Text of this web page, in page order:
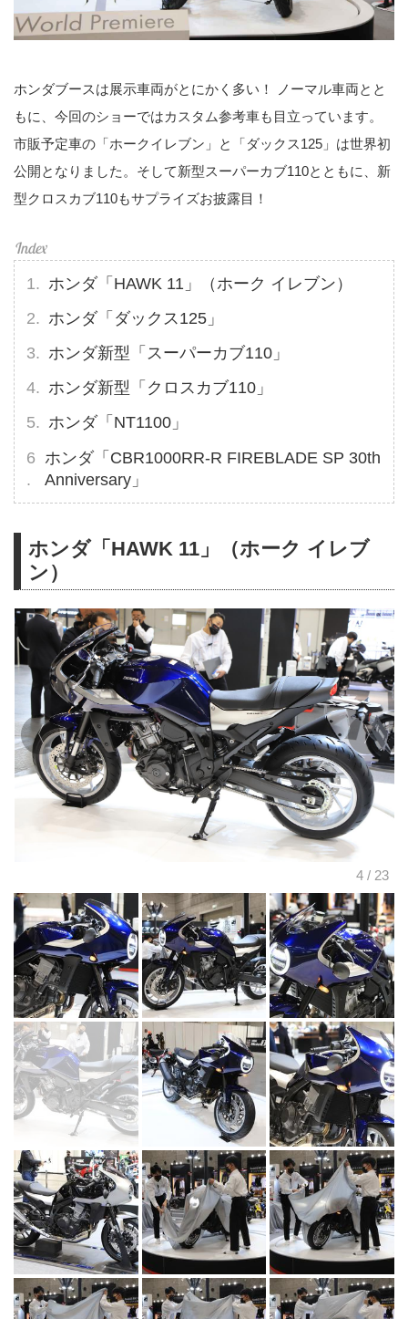
ホンダブースは展示車両がとにかく多い！ ノーマル車両とと
もに、今回のショーではカスタム参考車も目立っています。
市販予定車の「ホークイレブン」と「ダックス125」は世界初
公開となりました。そして新型スーパーカブ110とともに、新
型クロスカブ110もサプライズお披露目！
ホンダ「HAWK 11」（ホーク イレブン）
ホンダ「ダックス125」
ホンダ新型「スーパーカブ110」
ホンダ新型「クロスカブ110」
ホンダ「NT1100」
ホンダ「CBR1000RR-R FIREBLADE SP 30th
Anniversary」
ホンダ「HAWK 11」（ホーク イレブ
ン）